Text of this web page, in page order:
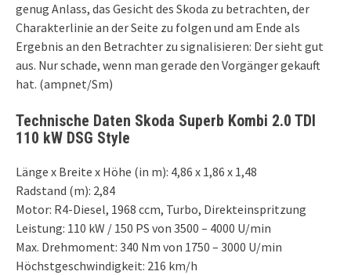
genug Anlass, das Gesicht des Skoda zu betrachten, der
Charakterlinie an der Seite zu folgen und am Ende als
Ergebnis an den Betrachter zu signalisieren: Der sieht gut
aus. Nur schade, wenn man gerade den Vorgänger gekauft
hat. (ampnet/Sm)
Technische Daten Skoda Superb Kombi 2.0 TDI
110 kW DSG Style
Länge x Breite x Höhe (in m): 4,86 x 1,86 x 1,48
Radstand (m): 2,84
Motor: R4-Diesel, 1968 ccm, Turbo, Direkteinspritzung
Leistung: 110 kW / 150 PS von 3500 – 4000 U/min
Max. Drehmoment: 340 Nm von 1750 – 3000 U/min
Höchstgeschwindigkeit: 216 km/h